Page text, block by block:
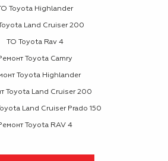
Toyota Highlander
Land Cruiser 200
ТО Toyota Rav 4
Toyota Camry
Toyota Highlander
Toyota Land Cruiser 200
Land Cruiser Prado 150
Toyota RAV 4